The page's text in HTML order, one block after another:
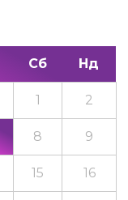
Сб Нд
1 2
8 9
15 16